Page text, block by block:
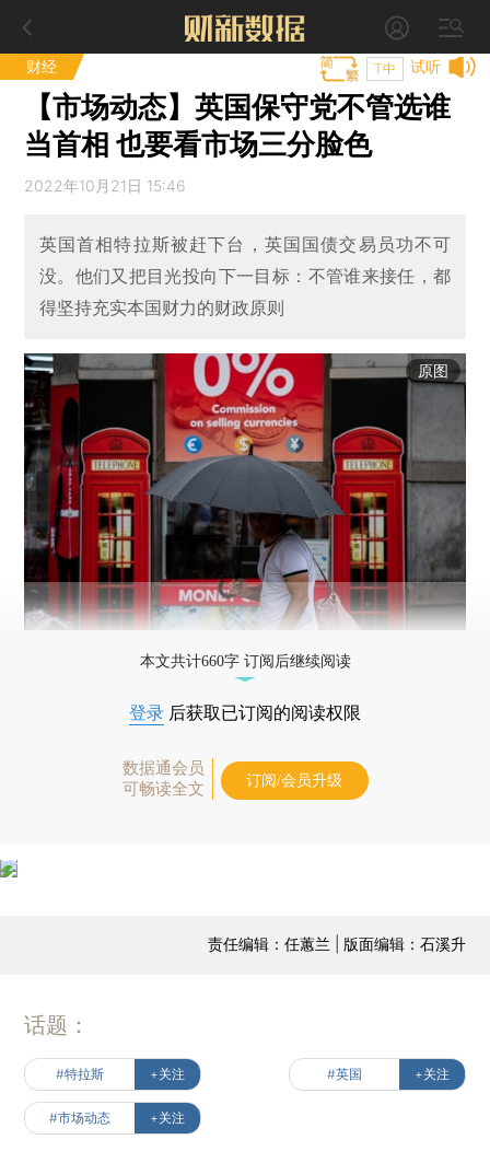
财经 试听
T中
【市场动态】英国保守党不管选谁
当首相 也要看市场三分脸色
2022年10月21日 15:46
英国首相特拉斯被赶下台，英国国债交易员功不可
没。他们又把目光投向下一目标：不管谁来接任，都
得坚持充实本国财力的财政原则
原图
本文共计660字 订阅后继续阅读
登录 后获取已订阅的阅读权限
数据通会员
可畅读全文
订阅/会员升级
责任编辑：任蕙兰 | 版面编辑：石溪升
话题：
#特拉斯 +关注 #英国 +关注
#市场动态 +关注